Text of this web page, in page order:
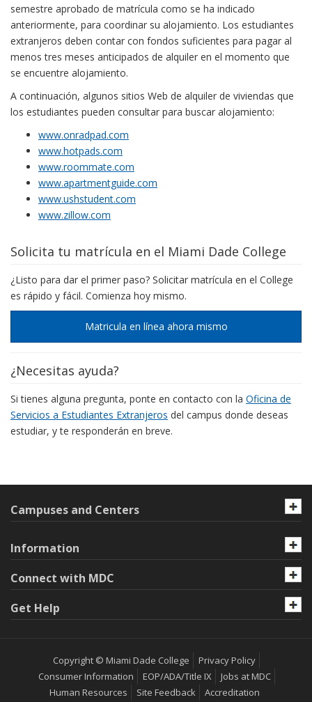
semestre aprobado de matrícula como se ha indicado
anteriormente, para coordinar su alojamiento. Los estudiantes
extranjeros deben contar con fondos suficientes para pagar al
menos tres meses anticipados de alquiler en el momento que
se encuentre alojamiento.
A continuación, algunos sitios Web de alquiler de viviendas que
los estudiantes pueden consultar para buscar alojamiento:
www.onradpad.com
www.hotpads.com
www.roommate.com
www.apartmentguide.com
www.ushstudent.com
www.zillow.com
Solicita tu matrícula en el Miami Dade College
¿Listo para dar el primer paso? Solicitar matrícula en el College
es rápido y fácil. Comienza hoy mismo.
Matricula en línea ahora mismo
¿Necesitas ayuda?
Si tienes alguna pregunta, ponte en contacto con la Oficina de
Servicios a Estudiantes Extranjeros del campus donde deseas
estudiar, y te responderán en breve.
Campuses and Centers
Information
Connect with MDC
Get Help
Copyright © Miami Dade College
Privacy Policy
Consumer Information
EOP/ADA/Title IX
Jobs at MDC
Human Resources
Site Feedback Accreditation